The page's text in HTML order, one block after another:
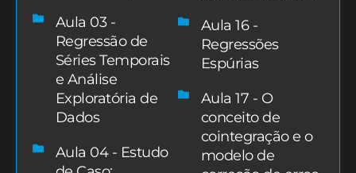
Aula 03 -
Regressão de
Séries Temporais
e Análise
Exploratória de
Dados
Aula 04 - Estudo
Aula 16 -
Regressões
Espúrias
Aula 17 - O
conceito de
cointegração e o
modelo de